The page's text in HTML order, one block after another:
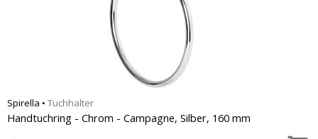
Spirella • Tuchhalter
Handtuchring - Chrom - Campagne, Silber, 160 mm